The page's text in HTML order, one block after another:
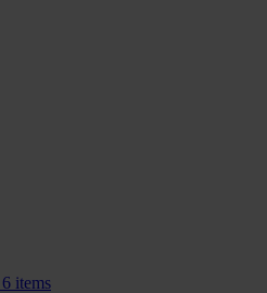
6 items